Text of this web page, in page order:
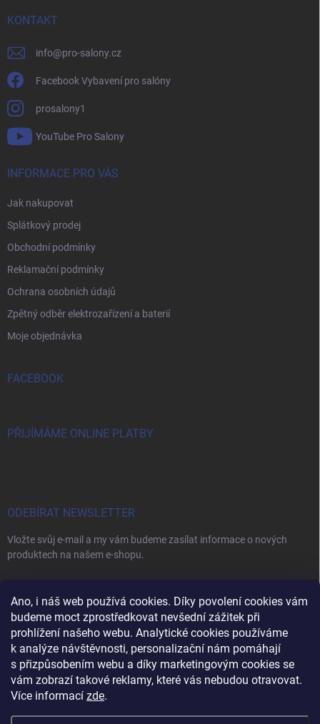
Ano, i náš web používá cookies. Díky povolení cookies vám
budeme moct zprostředkovat nevšední zážitek při
prohlížení našeho webu. Analytické cookies používáme
k analýze návštěvnosti, personalizační nám pomáhají
s přizpůsobením webu a díky marketingovým cookies se
vám zobrazí takové reklamy, které vás nebudou otravovat.
Více informací zde.
KONTAKT
info@pro-salony.cz
Facebook Vybavení pro salóny
prosalony1
YouTube Pro Salony
INFORMACE PRO VÁS
Jak nakupovat
Splátkový prodej
Obchodní podmínky
Reklamační podmínky
Ochrana osobních údajů
Zpětný odběr elektrozařízení a baterií
Moje objednávka
FACEBOOK
PŘIJÍMÁME ONLINE PLATBY
ODEBÍRAT NEWSLETTER
Vložte svůj e-mail a my vám budeme zasílat informace o nových
produktech na našem e-shopu.
E-MAIL
Vložením e-mailu souhlasíte spodmínkami ochrany osobních údajů
Přihlásit se